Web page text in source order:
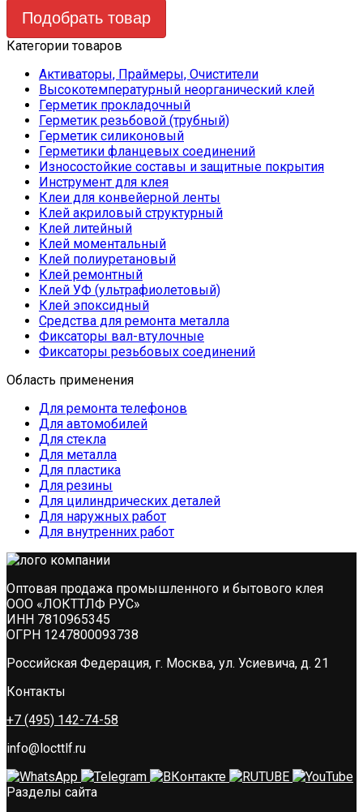
Подобрать товар
Категории товаров
Активаторы, Праймеры, Очистители
Высокотемпературный неорганический клей
Герметик прокладочный
Герметик резьбовой (трубный)
Герметик силиконовый
Герметики фланцевых соединений
Износостойкие составы и защитные покрытия
Инструмент для клея
Клеи для конвейерной ленты
Клей акриловый структурный
Клей литейный
Клей моментальный
Клей полиуретановый
Клей ремонтный
Клей УФ (ультрафиолетовый)
Клей эпоксидный
Средства для ремонта металла
Фиксаторы вал-втулочные
Фиксаторы резьбовых соединений
Область применения
Для ремонта телефонов
Для автомобилей
Для стекла
Для металла
Для пластика
Для резины
Для цилиндрических деталей
Для наружных работ
Для внутренних работ
Оптовая продажа промышленного и бытового клея
ООО «ЛОКТТЛФ РУС»
ИНН 7810965345
ОГРН 1247800093738
Российская Федерация, г. Москва, ул. Усиевича, д. 21
Контакты
+7 (495) 142-74-58
info@locttlf.ru
Разделы сайта